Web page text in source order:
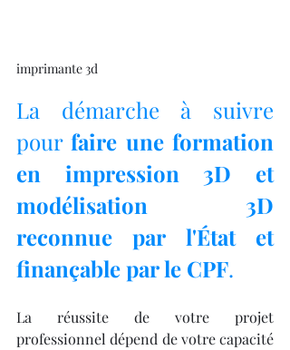
imprimante 3d
La démarche à suivre
pour faire une formation
en impression 3D et
modélisation 3D
reconnue par l'État et
finançable par le CPF.
La réussite de votre projet
professionnel dépend de votre capacité